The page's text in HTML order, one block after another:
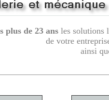
plus de 23 ans les
de votre
ainsi